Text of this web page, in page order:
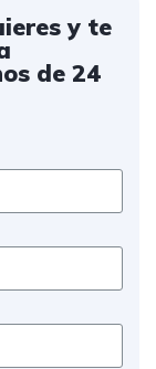
y te
de 24